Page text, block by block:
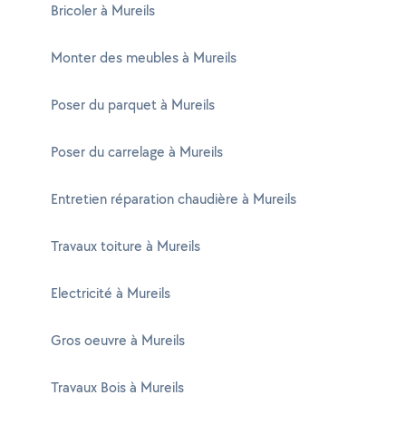
Bricoler à Mureils
Monter des meubles à Mureils
Poser du parquet à Mureils
Poser du carrelage à Mureils
Entretien réparation chaudière à Mureils
Travaux toiture à Mureils
Electricité à Mureils
Gros oeuvre à Mureils
Travaux Bois à Mureils